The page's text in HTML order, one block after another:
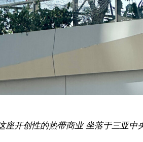
座开创性的热带商业 坐落于三亚中